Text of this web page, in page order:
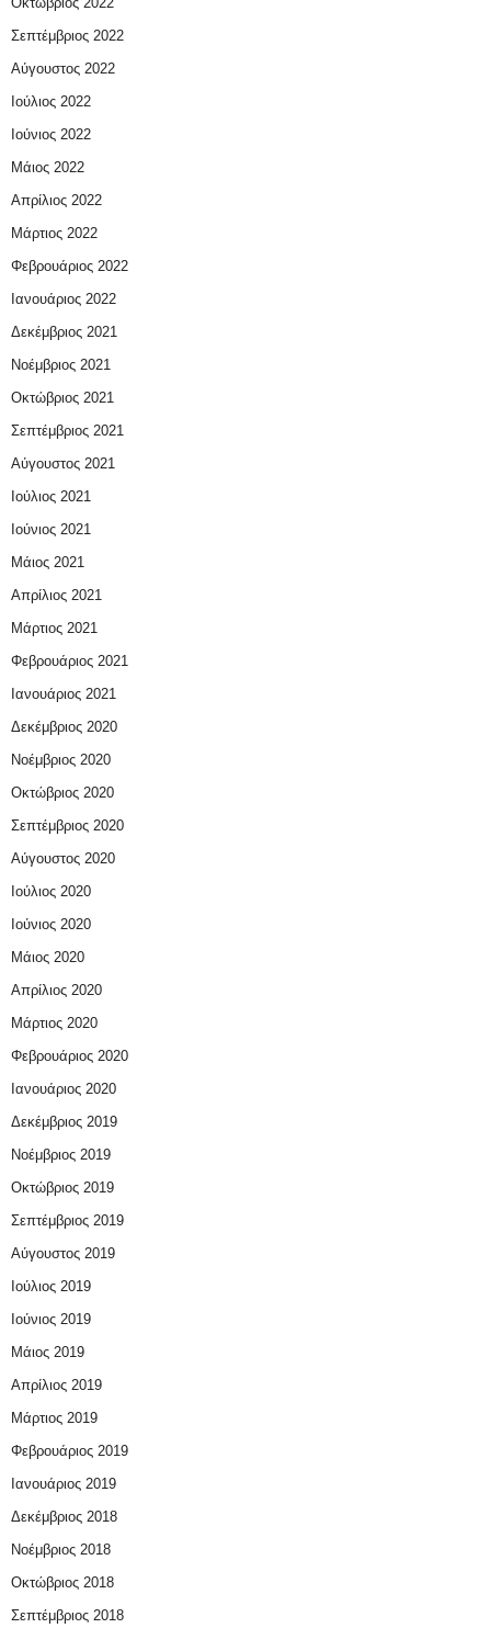
Σεπτέμβριος 2022
Αύγουστος 2022
Ιούλιος 2022
Ιούνιος 2022
Μάιος 2022
Απρίλιος 2022
Μάρτιος 2022
Φεβρουάριος 2022
Ιανουάριος 2022
Δεκέμβριος 2021
Νοέμβριος 2021
Οκτώβριος 2021
Σεπτέμβριος 2021
Αύγουστος 2021
Ιούλιος 2021
Ιούνιος 2021
Μάιος 2021
Απρίλιος 2021
Μάρτιος 2021
Φεβρουάριος 2021
Ιανουάριος 2021
Δεκέμβριος 2020
Νοέμβριος 2020
Οκτώβριος 2020
Σεπτέμβριος 2020
Αύγουστος 2020
Ιούλιος 2020
Ιούνιος 2020
Μάιος 2020
Απρίλιος 2020
Μάρτιος 2020
Φεβρουάριος 2020
Ιανουάριος 2020
Δεκέμβριος 2019
Νοέμβριος 2019
Οκτώβριος 2019
Σεπτέμβριος 2019
Αύγουστος 2019
Ιούλιος 2019
Ιούνιος 2019
Μάιος 2019
Απρίλιος 2019
Μάρτιος 2019
Φεβρουάριος 2019
Ιανουάριος 2019
Δεκέμβριος 2018
Νοέμβριος 2018
Οκτώβριος 2018
Σεπτέμβριος 2018